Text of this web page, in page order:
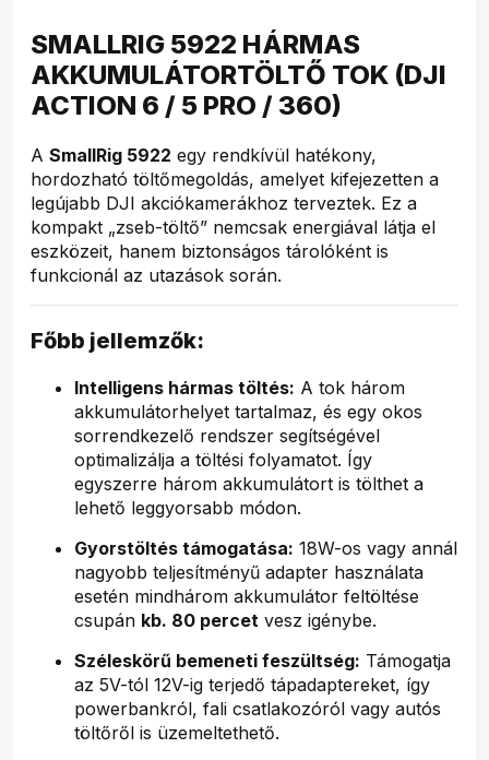
SMALLRIG 5922 HÁRMAS
AKKUMULÁTORTÖLTŐ TOK (DJI
ACTION 6 / 5 PRO / 360)
A SmallRig 5922 egy rendkívül hatékony,
hordozható töltőmegoldás, amelyet kifejezetten a
legújabb DJI akciókamerákhoz terveztek. Ez a
kompakt „zseb-töltő” nemcsak energiával látja el
eszközeit, hanem biztonságos tárolóként is
funkcionál az utazások során.
Főbb jellemzők:
Intelligens hármas töltés: A tok három
akkumulátorhelyet tartalmaz, és egy okos
sorrendkezelő rendszer segítségével
optimalizálja a töltési folyamatot. Így
egyszerre három akkumulátort is tölthet a
lehető leggyorsabb módon.
Gyorstöltés támogatása: 18W-os vagy annál
nagyobb teljesítményű adapter használata
esetén mindhárom akkumulátor feltöltése
csupán kb. 80 percet vesz igénybe.
Széleskörű bemeneti feszültség: Támogatja
az 5V-tól 12V-ig terjedő tápadaptereket, így
powerbankról, fali csatlakozóról vagy autós
töltőről is üzemeltethető.